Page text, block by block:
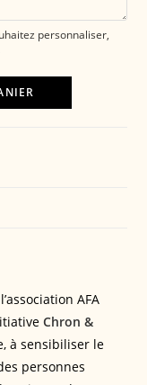
personnaliser,
AFA
Chron &
à sensibiliser le
personnes